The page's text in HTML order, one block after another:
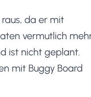
da er mit
vermutlich
ist nicht geplant.
mit Buggy Board